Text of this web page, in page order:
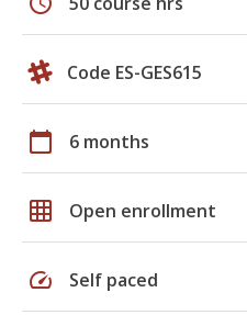
Code ES-GES615
calendar_today 6 months
grid_on Open enrollment
speed Self paced